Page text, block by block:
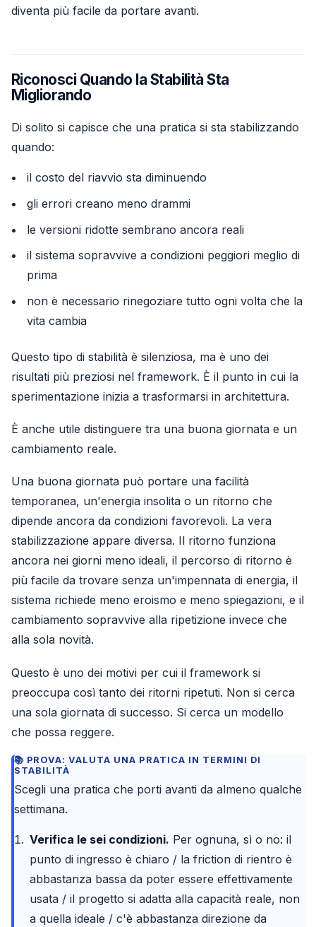
diventa più facile da portare avanti.
Riconosci Quando la Stabilità Sta
Migliorando
Di solito si capisce che una pratica si sta stabilizzando
quando:
il costo del riavvio sta diminuendo
gli errori creano meno drammi
le versioni ridotte sembrano ancora reali
il sistema sopravvive a condizioni peggiori meglio di
prima
non è necessario rinegoziare tutto ogni volta che la
vita cambia
Questo tipo di stabilità è silenziosa, ma è uno dei
risultati più preziosi nel framework. È il punto in cui la
sperimentazione inizia a trasformarsi in architettura.
È anche utile distinguere tra una buona giornata e un
cambiamento reale.
Una buona giornata può portare una facilità
temporanea, un'energia insolita o un ritorno che
dipende ancora da condizioni favorevoli. La vera
stabilizzazione appare diversa. Il ritorno funziona
ancora nei giorni meno ideali, il percorso di ritorno è
più facile da trovare senza un'impennata di energia, il
sistema richiede meno eroismo e meno spiegazioni, e il
cambiamento sopravvive alla ripetizione invece che
alla sola novità.
Questo è uno dei motivi per cui il framework si
preoccupa così tanto dei ritorni ripetuti. Non si cerca
una sola giornata di successo. Si cerca un modello
che possa reggere.
PROVA: VALUTA UNA PRATICA IN TERMINI DI
STABILITÀ
Scegli una pratica che porti avanti da almeno qualche
settimana.
Verifica le sei condizioni. Per ognuna, sì o no: il
punto di ingresso è chiaro / la friction di rientro è
abbastanza bassa da poter essere effettivamente
usata / il progetto si adatta alla capacità reale, non
a quella ideale / c'è abbastanza direzione da